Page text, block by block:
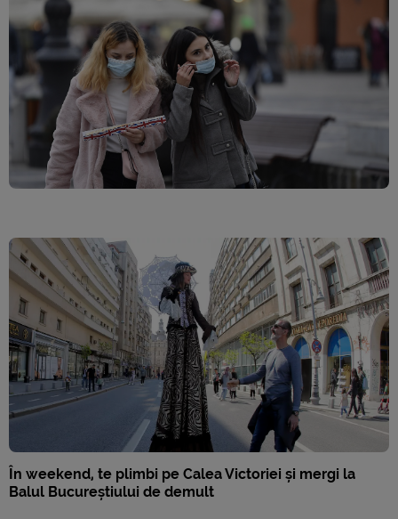
În weekend, te plimbi pe Calea Victoriei și mergi la
Balul Bucureștiului de demult